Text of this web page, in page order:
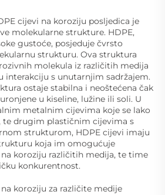
cijevi na koroziju posljedica je
molekularne strukture. HDPE,
gustoće, posjeduje čvrsto
strukturu. Ova struktura
molekula iz različitih medija
interakciju s unutarnjim sadržajem.
ostaje stabilna i neoštećena čak
u kiseline, lužine ili soli. U
metalnim cijevima koje se lako
te drugim plastičnim cijevima s
strukturom, HDPE cijevi imaju
koja im omogućuje
koroziju različitih medija, te time
konkurentnost.
koroziju za različite medije